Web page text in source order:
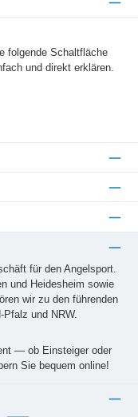
folgende Schaltfläche
und direkt erklären.
für den Angelsport.
und Heidesheim sowie
wir zu den führenden
Pfalz und NRW.
— ob Einsteiger oder
Sie bequem online!